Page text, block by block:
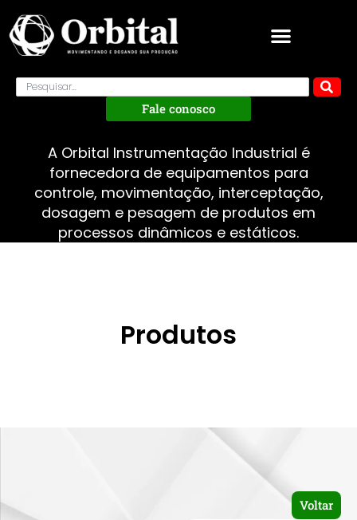
Fale conosco
A Orbital Instrumentação Industrial é
fornecedora de equipamentos para
controle, movimentação, interceptação,
dosagem e pesagem de produtos em
processos dinâmicos e estáticos.
Produtos
Voltar